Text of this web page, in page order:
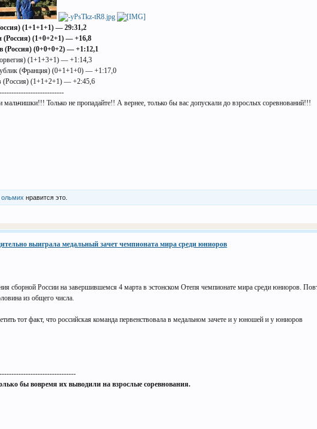
(1+1+1+1) — 29:31,2
(1+0+2+1) — +16,8
(Россия) (0+0+0+2) — +1:12,1
(1+1+3+1) — +1:14,3
(Франция) (0+1+1+0) — +1:17,0
(Россия) (1+1+2+1) — +2:45,6
Только не пропадайте!! А вернее, только бы вас допускали до взрослых соревнований!!!
ольмих нравится это.
выиграла медальный зачет чемпионата мира среди юниоров
сборной России на завершившемся 4 марта в эстонском Отепя чемпионате мира среди юниоров.
из общего числа.
тот факт, что российская команда первенствовала в медальном зачете и у юношей и у юниоров
бы вовремя их выводили на взрослые соревнования.